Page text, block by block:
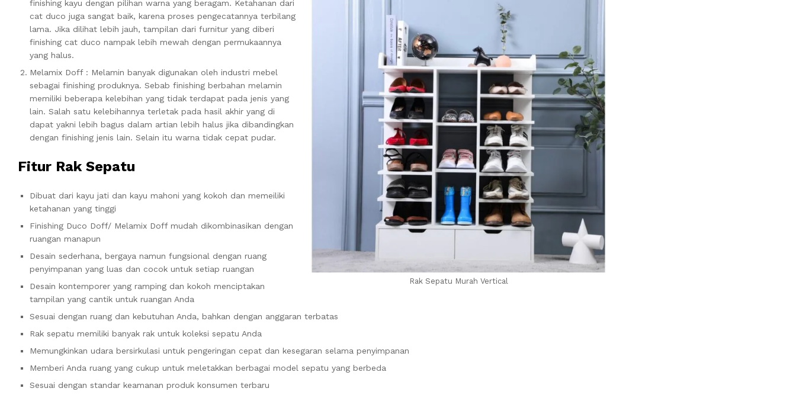
Rak Sepatu Murah Vertical
finishing kayu dengan pilihan warna yang beragam. Ketahanan dari
cat duco juga sangat baik, karena proses pengecatannya terbilang
lama. Jika dilihat lebih jauh, tampilan dari furnitur yang diberi
finishing cat duco nampak lebih mewah dengan permukaannya
yang halus.
Melamix Doff : Melamin banyak digunakan oleh industri mebel
sebagai finishing produknya. Sebab finishing berbahan melamin
memiliki beberapa kelebihan yang tidak terdapat pada jenis yang
lain. Salah satu kelebihannya terletak pada hasil akhir yang di
dapat yakni lebih bagus dalam artian lebih halus jika dibandingkan
dengan finishing jenis lain. Selain itu warna tidak cepat pudar.
Fitur Rak Sepatu
Dibuat dari kayu jati dan kayu mahoni yang kokoh dan memeiliki
ketahanan yang tinggi
Finishing Duco Doff/ Melamix Doff mudah dikombinasikan dengan
ruangan manapun
Desain sederhana, bergaya namun fungsional dengan ruang
penyimpanan yang luas dan cocok untuk setiap ruangan
Desain kontemporer yang ramping dan kokoh menciptakan
tampilan yang cantik untuk ruangan Anda
Sesuai dengan ruang dan kebutuhan Anda, bahkan dengan anggaran terbatas
Rak sepatu memiliki banyak rak untuk koleksi sepatu Anda
Memungkinkan udara bersirkulasi untuk pengeringan cepat dan kesegaran selama penyimpanan
Memberi Anda ruang yang cukup untuk meletakkan berbagai model sepatu yang berbeda
Sesuai dengan standar keamanan produk konsumen terbaru